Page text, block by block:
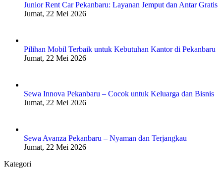
Junior Rent Car Pekanbaru: Layanan Jemput dan Antar Gratis
Jumat, 22 Mei 2026
Pilihan Mobil Terbaik untuk Kebutuhan Kantor di Pekanbaru
Jumat, 22 Mei 2026
Sewa Innova Pekanbaru – Cocok untuk Keluarga dan Bisnis
Jumat, 22 Mei 2026
Sewa Avanza Pekanbaru – Nyaman dan Terjangkau
Jumat, 22 Mei 2026
Kategori